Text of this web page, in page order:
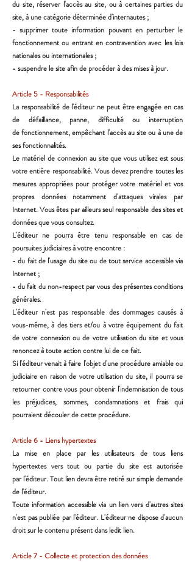
du site, réserver l'accès au site, ou à certaines parties du
site, à une catégorie déterminée d'internautes ;
- supprimer toute information pouvant en perturber le
fonctionnement ou entrant en contravention avec les lois
nationales ou internationales ;
- suspendre le site afin de procéder à des mises à jour.
Article 5 - Responsabilités
La responsabilité de l'éditeur ne peut être engagée en cas
de défaillance, panne, difficulté ou interruption
defonctionnement, empêchant l'accès au site ou à une de
ses fonctionnalités.
Le matériel de connexion au site que vous utilisez est sous
votre entière responsabilité. Vous devez prendre toutes les
mesures appropriées pour protéger votre matériel et vos
propres données notamment d'attaquesvirales par
Internet. Vous êtes par ailleurs seul responsable des sites et
données que vous consultez.
L'éditeur ne pourra être tenu responsable en cas de
poursuites judiciaires à votre encontre :
- du fait de l'usage du site ou de tout service accessible via
Internet ;
- du fait du non-respect par vous des présentes conditions
générales.
L'éditeur n'est pas responsable des dommages causés à
vous-même, à des tiers et/ou à votre équipement du fait
de votre connexion ou de votre utilisation du site et vous
renoncez à toute action contre lui de ce fait.
Si l'éditeur venait à faire l'objet d'une procédure amiable ou
judiciaire en raison de votre utilisation du site, il pourra se
retourner contre vous pour obtenir l'indemnisation de tous
les préjudices, sommes, condamnationset frais qui
pourraient découler de cette procédure.
Article 6 - Liens hypertextes
La mise en place par les utilisateurs de tous liens
hypertextes vers tout ou partie du site est autorisée
parl'éditeur. Tout lien devra être retiré sur simple demande
de l'éditeur.
Toute information accessible via un lien vers d'autres sites
n'est pas publiée par l'éditeur. L'éditeur ne disposed'aucun
droit sur le contenu présent dans ledit lien.
Article 7 - Collecte et protection des données